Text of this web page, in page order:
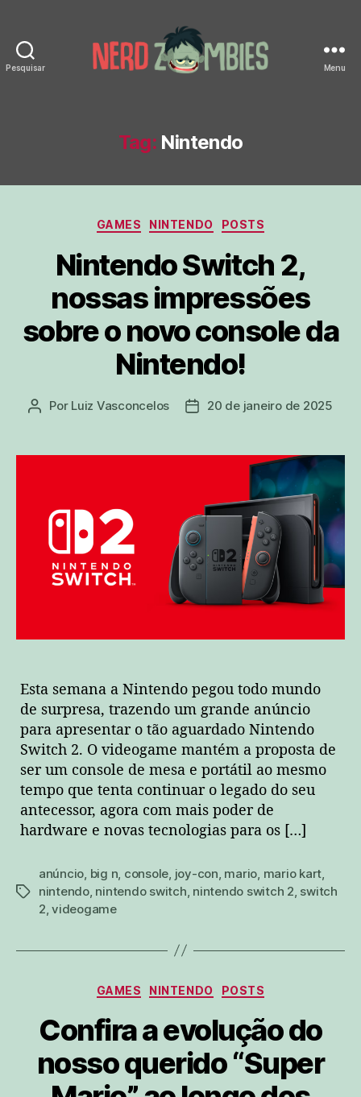
Pesquisar Menu
Tag: Nintendo
Categorias
GAMES NINTENDO POSTS
Nintendo Switch 2,
nossas impressões
sobre o novo console da
Nintendo!
Autor
Por Luiz Vasconcelos
Data20 de janeiro de 2025
Esta semana a Nintendo pegou todo mundo
de surpresa, trazendo um grande anúncio
para apresentar o tão aguardado Nintendo
Switch 2. O videogame mantém a proposta de
ser um console de mesa e portátil ao mesmo
tempo que tenta continuar o legado do seu
antecessor, agora com mais poder de
hardware e novas tecnologias para os […]
tags
anúncio, big n, console, joy-con, mario, mario kart,
nintendo, nintendo switch, nintendo switch 2, switch
2,videogame
Categorias
GAMES NINTENDO POSTS
Confira a evolução do
nosso querido “Super